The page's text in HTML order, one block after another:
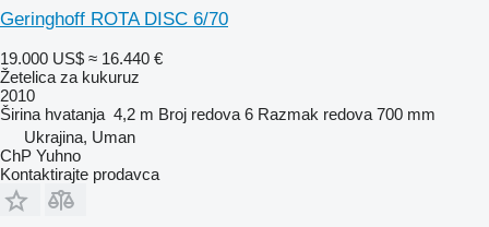
Geringhoff ROTA DISC 6/70
19.000 US$ ≈ 16.440 €
Žetelica za kukuruz
2010
Širina hvatanja 4,2 m Broj redova 6 Razmak redova 700 mm
Ukrajina, Uman
ChP Yuhno
Kontaktirajte prodavca